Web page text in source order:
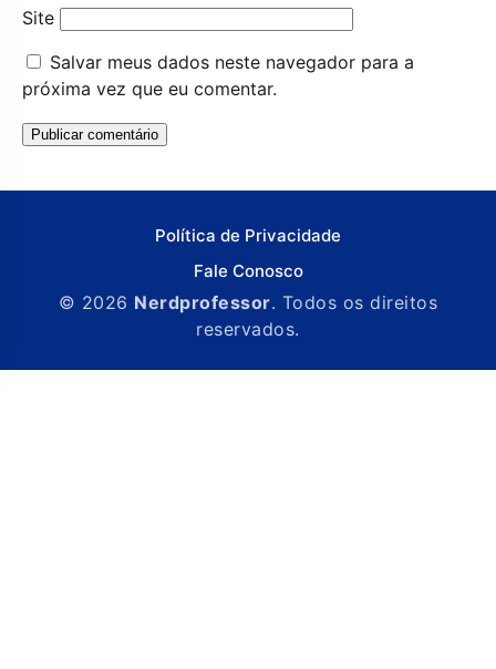
Site
Salvar meus dados neste navegador para a
próxima vez que eu comentar.
Política de Privacidade
Fale Conosco
© 2026 Nerdprofessor. Todos os direitos
reservados.